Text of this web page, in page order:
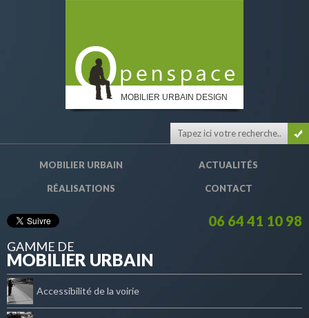
MOBILIER URBAIN DESIGN
MOBILIER URBAIN ACTUALITÉS
RÉALISATIONS CONTACT
06 64 41 10 98
GAMME DE
MOBILIER URBAIN
Accessibilité de la voirie